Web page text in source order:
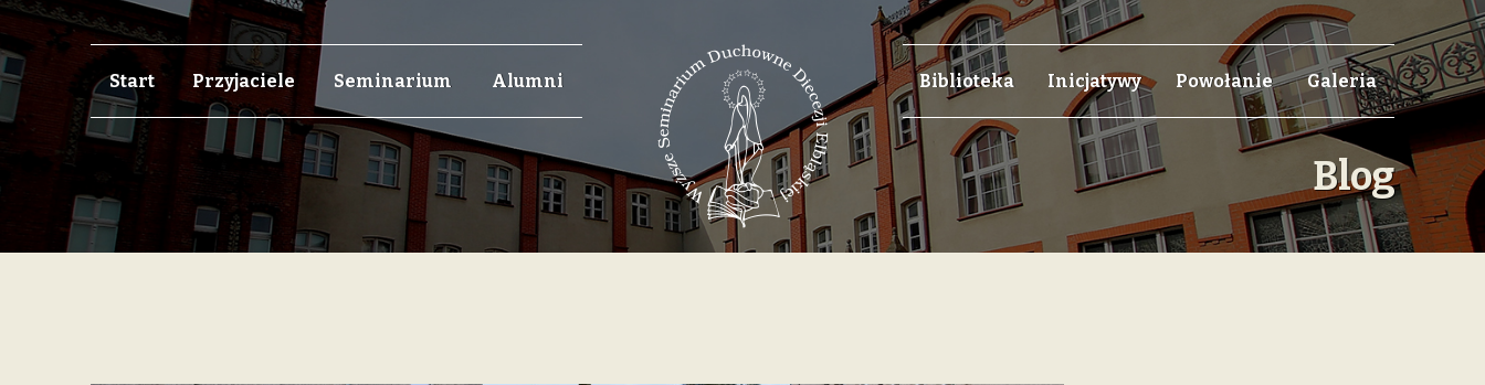
Skip
to
navigation
Skip
to
content
Start Przyjaciele Seminarium Alumni Biblioteka Inicjatywy Powołanie Galeria
Blog